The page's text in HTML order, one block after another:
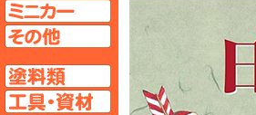
その他ページへ
塗料ページへ
工具ページへ